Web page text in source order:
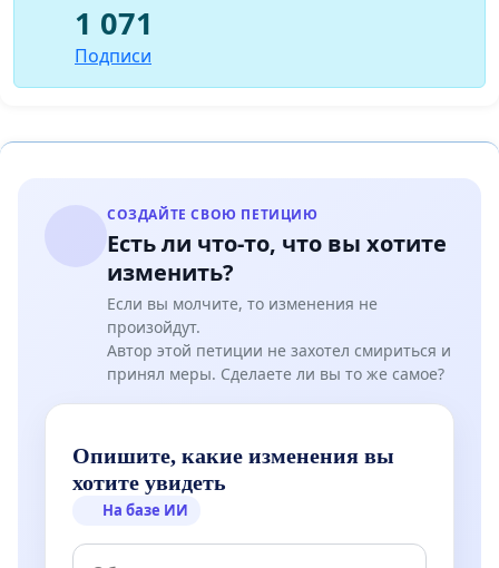
1 071
Подписи
СОЗДАЙТЕ СВОЮ ПЕТИЦИЮ
Есть ли что-то, что вы хотите
изменить?
Если вы молчите, то изменения не
произойдут.
Автор этой петиции не захотел смириться и
принял меры. Сделаете ли вы то же самое?
Опишите, какие изменения вы
хотите увидеть
На базе ИИ